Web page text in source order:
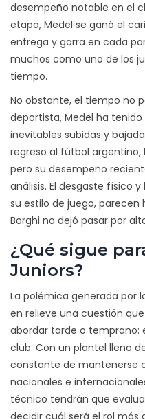
desempeño notable en el
etapa, Medel se ganó el
entrega y garra en cada
muchos como uno de los
tiempo.
No obstante, el tiempo no
deportista, Medel ha
inevitables subidas y
regreso al fútbol
pero su desempeño
análisis. El desgaste físico
su estilo de juego, parecen
Borghi no dejó pasar por
¿Qué sigue
Juniors?
La polémica generada por
en relieve una cuestión
abordar tarde o temprano:
club. Con un plantel lleno
constante de mantenerse
nacionales e
técnico tendrán que